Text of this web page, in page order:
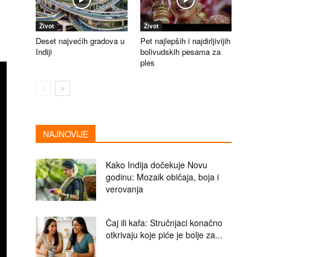
Život
Deset najvećih gradova u
Indiji
Život
Pet najlepših i najdirljivijih
bolivudskih pesama za
ples
NAJNOVIJE
Kako Indija dočekuje Novu
godinu: Mozaik običaja, boja i
verovanja
Čaj ili kafa: Stručnjaci konačno
otkrivaju koje piće je bolje za...